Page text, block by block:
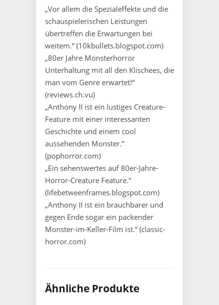
„Vor allem die Spezialeffekte und die
schauspielerischen Leistungen
übertreffen die Erwartungen bei
weitem.“ (10kbullets.blogspot.com)
„80er Jahre Monsterhorror
Unterhaltung mit all den Klischees, die
man vom Genre erwartet!“
(reviews.ch.vu)
„Anthony II ist ein lustiges Creature-
Feature mit einer interessanten
Geschichte und einem cool
aussehenden Monster.”
(pophorror.com)
„Ein sehenswertes auf 80er-Jahre-
Horror-Creature Feature.“
(lifebetweenframes.blogspot.com)
„Anthony II ist ein brauchbarer und
gegen Ende sogar ein packender
Monster-im-Keller-Film ist.“ (classic-
horror.com)
Ähnliche Produkte